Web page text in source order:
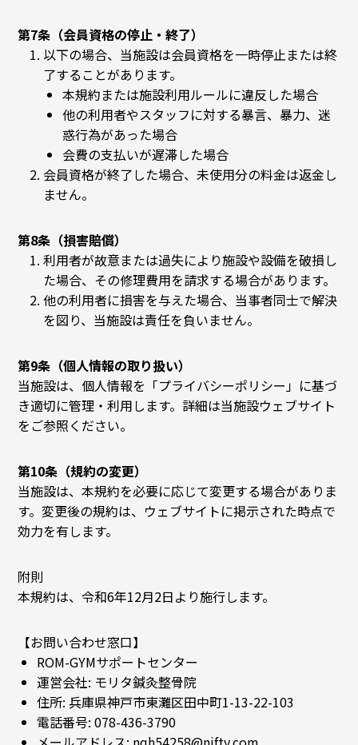
第7条（会員資格の停止・終了）
以下の場合、当施設は会員資格を一時停止または終
了することがあります。
本規約または施設利用ルールに違反した場合
他の利用者やスタッフに対する暴言、暴力、迷
惑行為があった場合
会費の支払いが遅滞した場合
会員資格が終了した場合、未使用分の料金は返金し
ません。
第8条（損害賠償）
利用者が故意または過失により施設や設備を破損し
た場合、その修理費用を請求する場合があります。
他の利用者に損害を与えた場合、当事者同士で解決
を図り、当施設は責任を負いません。
第9条（個人情報の取り扱い）
当施設は、個人情報を「プライバシーポリシー」に基づ
き適切に管理・利用します。詳細は当施設ウェブサイト
をご参照ください。
第10条（規約の変更）
当施設は、本規約を必要に応じて変更する場合がありま
す。変更後の規約は、ウェブサイトに掲示された時点で
効力を有します。
附則
本規約は、令和6年12月2日より施行します。
【お問い合わせ窓口】
ROM-GYMサポートセンター
運営会社: モリタ鍼灸整骨院
住所: 兵庫県神戸市東灘区田中町1-13-22-103
電話番号: 078-436-3790